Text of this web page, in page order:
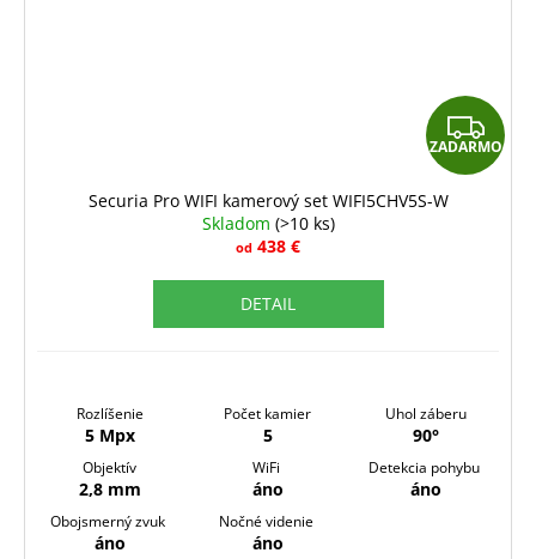
Z
A
ZADARMO
Securia Pro WIFI kamerový set WIFI5CHV5S-W
Skladom (>10 ks)
od 438 €
DETAIL
Rozlíšenie
5 Mpx
Počet kamier
5
Uhol záberu
90°
Objektív
2,8 mm
WiFi
áno
Detekcia pohybu
áno
Obojsmerný zvuk
áno
Nočné videnie
áno